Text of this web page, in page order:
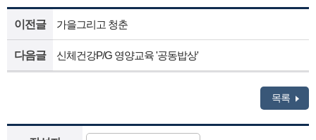
이전글 가을그리고 청춘
다음글 신체건강P/G 영양교육 '공동밥상'
목록